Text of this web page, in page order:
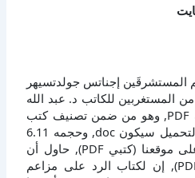
المستشرقَين إجناتس جولدتسيهر
للكاتب د. عبد الله
عبد الرحمن الخطيب بصيغة PDF, وهو من ضمن تصنيف كتب
استشراق, نوع الملف عند التحميل سيكون doc, وحجمه 6.11
كيلو بايت, الملف متواجد على موقعنا (كتبي PDF), حاول أن
لاتنسى هذا الإسم (كتبي PDF), إن لكتاب الرد على مزاعم